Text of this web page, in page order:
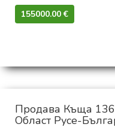
155000.00 €‎
Продава Къща
Област Русе-